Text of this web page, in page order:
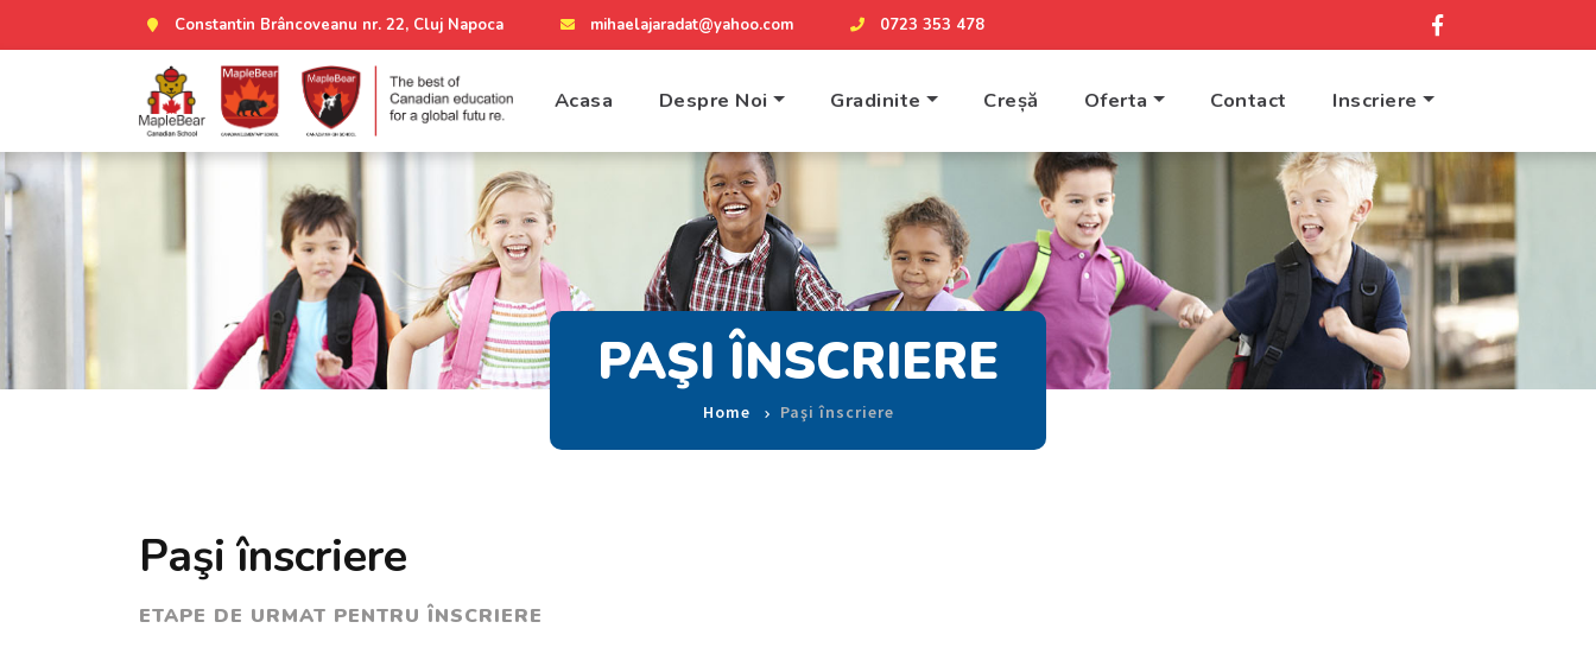
Constantin Brâncoveanu nr. 22, Cluj Napoca mihaelajaradat@yahoo.com 0723 353 478
Acasa Despre Noi Gradinite Creșă Oferta Contact Inscriere
PAŞI ÎNSCRIERE
Home Paşi înscriere
Paşi înscriere
ETAPE DE URMAT PENTRU ÎNSCRIERE